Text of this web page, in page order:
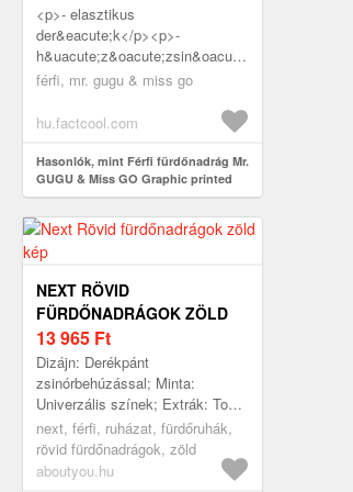
<p>- elasztikus
der&eacute;k</p><p>-
h&uacute;z&oacute;zsin&oacute;r
a der&eacute;k
oldals&oacute; zseb</p><p>-
férfi, mr. gugu & miss go
hu.factcool.com
Hasonlók, mint Férfi fürdőnadrág Mr.
GUGU & Miss GO Graphic printed
NEXT RÖVID
FÜRDŐNADRÁGOK ZÖLD
13 965 Ft
Dizájn: Derékpánt
zsinórbehúzással; Minta:
Univerzális színek; Extrák: Ton
inTon tűzések
next, férfi, ruházat, fürdőruhák,
rövid fürdőnadrágok, zöld
aboutyou.hu